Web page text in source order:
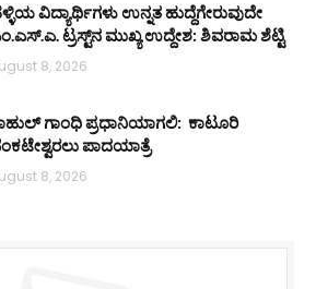
ವಿದ್ಯಾರ್ಥಿಗಳು ಉನ್ನತ ಹುದ್ದೆಗೇರುವುದೇ
ಟ್ರಸ್ಟ್‌ನ ಮುಖ್ಯ ಉದ್ದೇಶ: ಶಿವರಾಮ ಶೆಟ್ಟಿ
8, 2026
ಗಾಂಧಿ ಪ್ರಧಾನಿಯಾಗಲಿ: ಕಾಟೂರಿ
ಪಾದಯಾತ್ರೆ
8, 2026